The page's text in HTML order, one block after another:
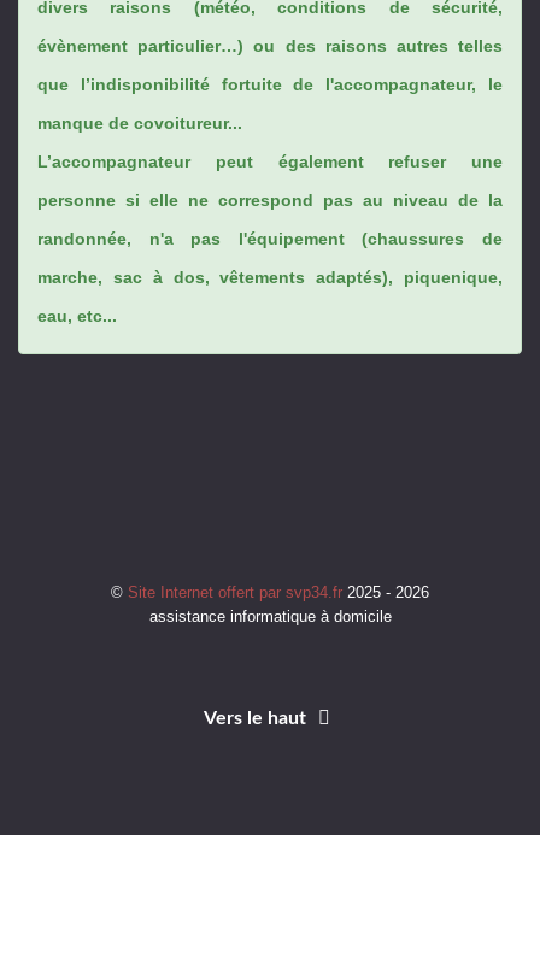
divers raisons (météo, conditions de sécurité,
évènement particulier…) ou des raisons autres telles
que l’indisponibilité fortuite de l'accompagnateur, le
manque de covoitureur...
L’accompagnateur peut également refuser une
personne si elle ne correspond pas au niveau de la
randonnée, n'a pas l'équipement (chaussures de
marche, sac à dos, vêtements adaptés), piquenique,
eau, etc...
© Site Internet offert par svp34.fr 2025 - 2026
assistance informatique à domicile
Vers le haut